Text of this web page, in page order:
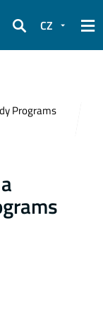
Hledat
CZ
Programs